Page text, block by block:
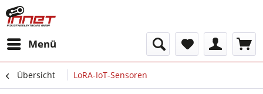
Menü
Übersicht LoRA-IoT-Sensoren